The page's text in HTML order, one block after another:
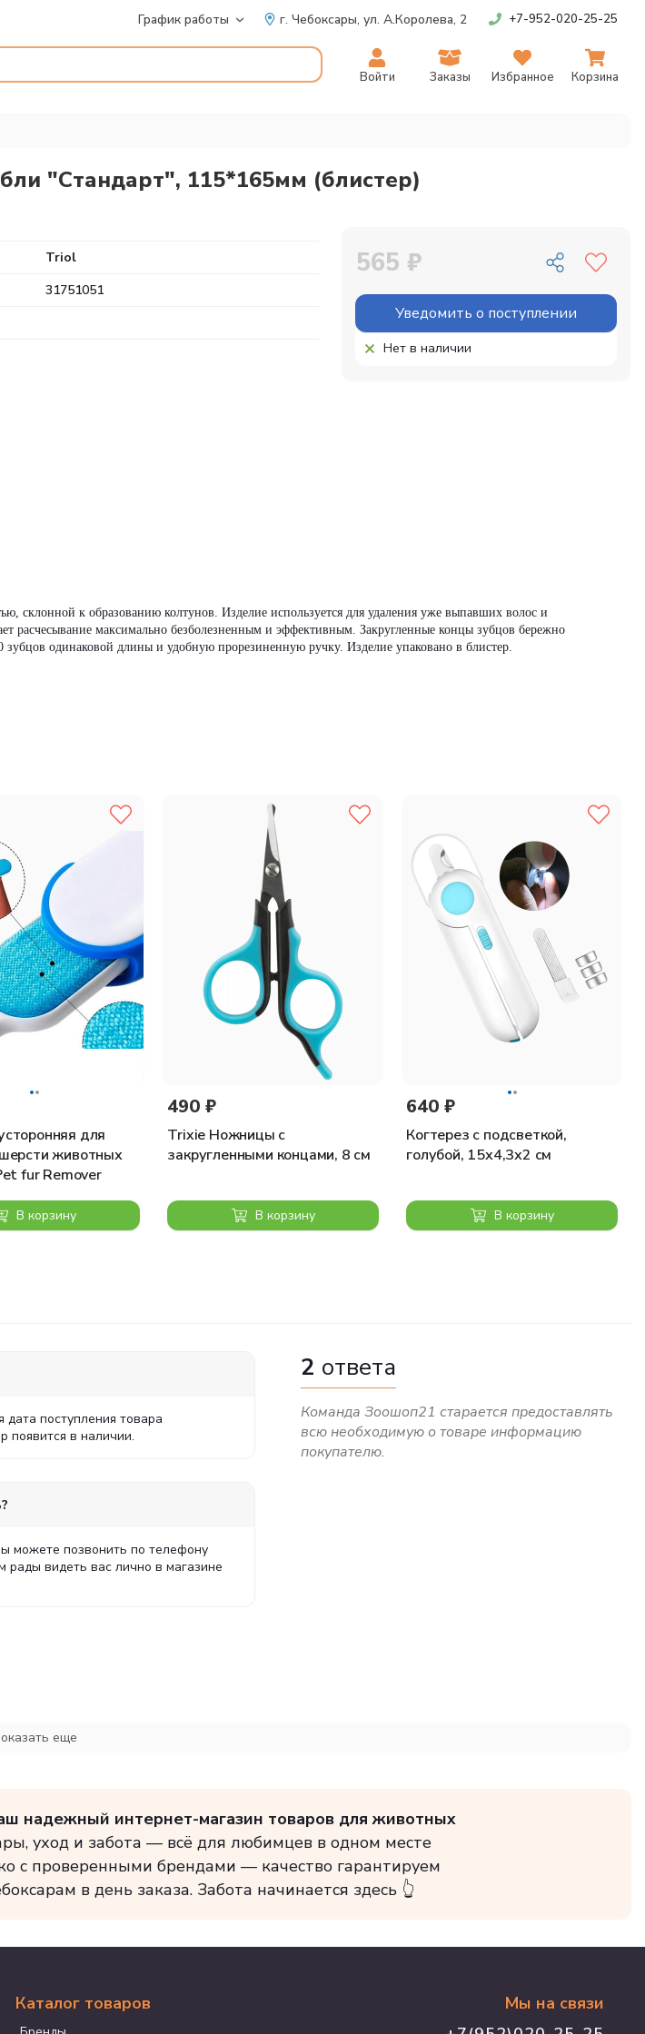
График работы г. Чебоксары, ул. А.Королева, 2 +7-952-020-25-25
Войти Заказы Избранное Корзина
"Стандарт", 115*165мм (блистер)
Triol
31751051
565 ₽
Уведомить о поступлении
Нет в наличии
склонной к образованию колтунов. Изделие используется для удаления уже выпавших волос и
расчесывание максимально безболезненным и эффективным. Закругленные концы зубцов бережно
одинаковой длины и удобную прорезиненную ручку. Изделие упаковано в блистер.
для
животных
fur Remover
В корзину
490 ₽
Trixie Ножницы с
закругленными концами, 8 см
В корзину
640 ₽
Когтерез с подсветкой,
голубой, 15х4,3х2 см
В корзину
поступления товара
появится в наличии.
можете позвонить по телефону
рады видеть вас лично в магазине
2 ответа
Команда Зоошоп21 старается предоставлять
всю необходимую о товаре информацию
покупателю.
еще
надежный интернет-магазин товаров для животных
уход и забота — всё для любимцев в одном месте
с проверенными брендами — качество гарантируем
в день заказа. Забота начинается здесь 👆
Каталог товаров
Мы на связи